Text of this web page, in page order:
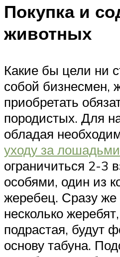
Покупка и
животных
Какие бы цели ни
собой бизнесмен,
приобретать
породистых. Для
обладая
уходу за лошадьми
ограничиться 2-3
особями, один из
жеребец. Сразу же
несколько
подрастая, будут
основу табуна.